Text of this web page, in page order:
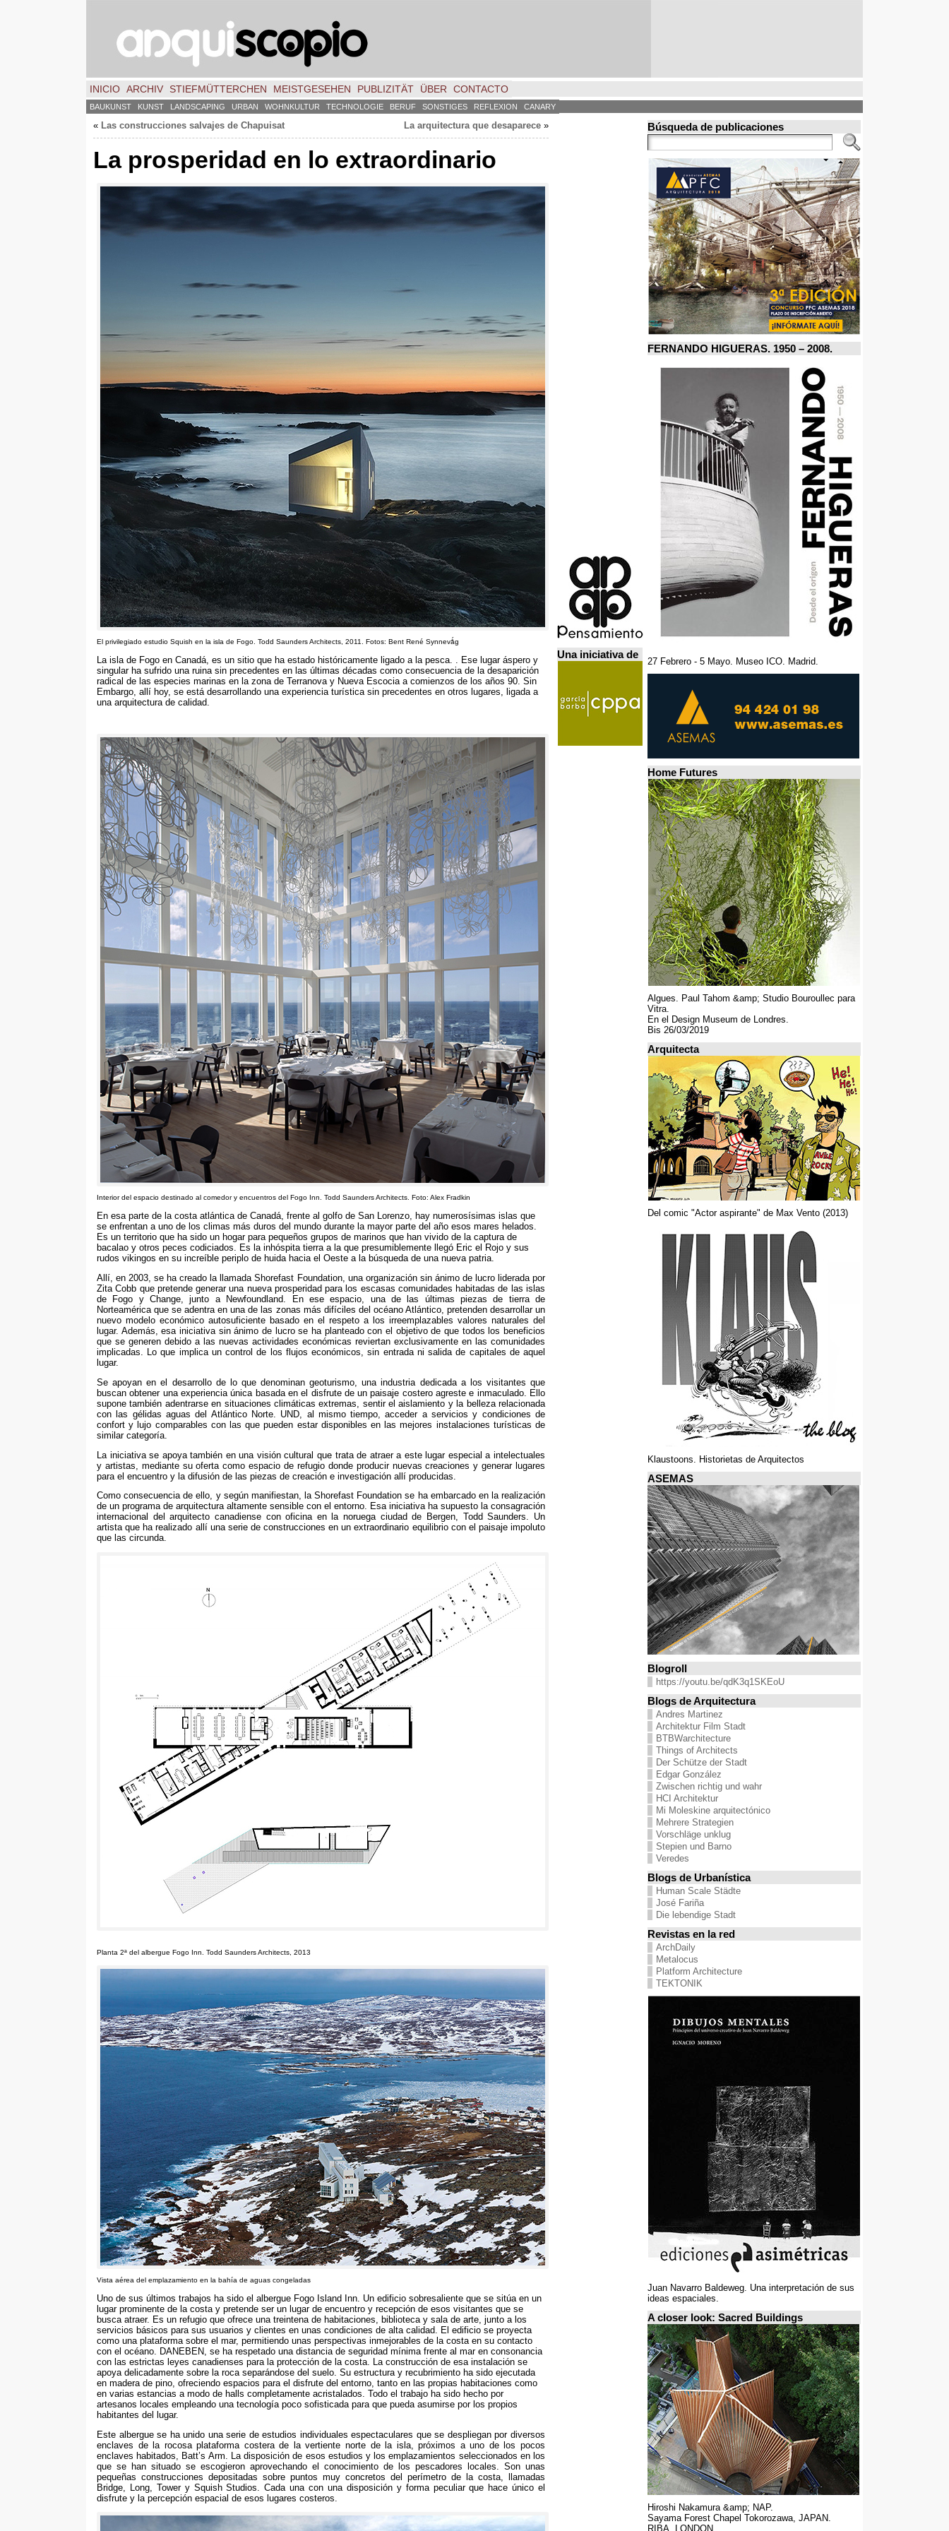
INICIO ARCHIV STIEFMÜTTERCHEN MEISTGESEHEN PUBLIZITÄT ÜBER CONTACTO
BAUKUNST KUNST LANDSCAPING URBAN WOHNKULTUR TECHNOLOGIE BERUF SONSTIGES REFLEXION CANARY
« Las construcciones salvajes de Chapuisat La arquitectura que desaparece »
La prosperidad en lo extraordinario
El privilegiado estudio Squish en la isla de Fogo. Todd Saunders Architects, 2011. Fotos: Bent René Synnevǻg
La isla de Fogo en Canadá, es un sitio que ha estado históricamente ligado a la pesca. . Ese lugar áspero y
singular ha sufrido una ruina sin precedentes en las últimas décadas como consecuencia de la desaparición
radical de las especies marinas en la zona de Terranova y Nueva Escocia a comienzos de los años 90. Sin
Embargo, allí hoy, se está desarrollando una experiencia turística sin precedentes en otros lugares, ligada a
una arquitectura de calidad.
Interior del espacio destinado al comedor y encuentros del Fogo Inn. Todd Saunders Architects. Foto: Alex Fradkin
En esa parte de la costa atlántica de Canadá, frente al golfo de San Lorenzo, hay numerosísimas islas que
se enfrentan a uno de los climas más duros del mundo durante la mayor parte del año esos mares helados.
Es un territorio que ha sido un hogar para pequeños grupos de marinos que han vivido de la captura de
bacalao y otros peces codiciados. Es la inhóspita tierra a la que presumiblemente llegó Eric el Rojo y sus
rudos vikingos en su increíble periplo de huida hacia el Oeste a la búsqueda de una nueva patria.
Allí,en 2003,se ha creado la llamada Shorefast Foundation, una organización sin ánimo de lucro liderada por
Zita Cobb que pretende generar una nueva prosperidad para los escasas comunidades habitadas de las islas
de Fogo y Change ,junto a Newfoundland En ese espacio
una de las últimas piezas de tierra de
Norteamérica que se adentra en una de las zonas más difíciles del océano Atlántico, pretenden desarrollar un
nuevo modelo económico autosuficiente basado en el respeto a los irreemplazables valores naturales del
lugar. Además ,esa iniciativa sin ánimo de lucro se ha planteado con el objetivo de que todos los beneficios
que se generen debido a las nuevas actividades económicas reviertan exclusivamente en las comunidades
implicadas
Lo que implica un control de los flujos económicos ,sin entrada ni salida de capitales de aquel
lugar.
Se apoyan en el desarrollo de lo que denominan geoturismo ,una industria dedicada a los visitantes que
buscan obtener una experiencia única basada en el disfrute de un paisaje costero agreste e inmaculado.
Ello
supone también adentrarse en situaciones climáticas extremas
sentir el aislamiento y la belleza relacionada
con las gélidas aguas del Atlántico Norte. UND, al mismo tiempo,acceder a servicios y condiciones de
confort y lujo comparables con las que pueden estar disponibles en las mejores instalaciones turísticas de
similar categoría
La iniciativa se apoya también en una visión cultural que trata de atraer a este lugar especial a intelectuales
y artistas
mediante su oferta como espacio de refugio donde producir nuevas creaciones y generar lugares
para el encuentro y la difusión de las piezas de creación e investigación allí producidas
Como consecuencia de ello, y según manifiestan, la Shorefast Foundation se ha embarcado en la realización
de un programa de arquitectura altamente sensible con el entorno. Esa iniciativa ha supuesto la consagración
internacional del arquitecto canadiense con oficina en la noruega ciudad de Bergen, Todd Saunders. Un
artista que ha realizado allí una serie de construcciones en un extraordinario equilibrio con el paisaje impoluto
que las circunda.
Planta 2ª del albergue Fogo Inn . Todd Saunders Architects, 2013
Vista aérea del emplazamiento en la bahía de aguas congeladas
Uno de sus últimos trabajos ha sido el albergue Fogo Island Inn Un edificio sobresaliente que se sitúa en un
lugar prominente de la costa y pretende ser un lugar de encuentro y recepción de esos visitantes que se
busca atraer. Es un refugio que ofrece una treintena de habitaciones biblioteca y sala de arte junto a los
servicios básicos para sus usuarios y clientes en unas condiciones de alta calidad
El edificio se proyecta
como una plataforma sobre el mar, permitiendo unas perspectivas inmejorables de la costa en su contacto
con el océano . DANEBEN, se ha respetado una distancia de seguridad mínima frente al mar en consonancia
con las estrictas leyes canadienses para la protección de la costa
La construcción de esa instalación se
apoya delicadamente sobre la roca separándose del suelo Su estructura y recubrimiento ha sido ejecutada
en madera de pino ofreciendo espacios para el disfrute del entorno tanto en las propias habitaciones como
en varias estancias a modo de halls completamente acristalados Todo el trabajo ha sido hecho por
artesanos locales empleando una tecnología poco sofisticada para que pueda asumirse por los propios
habitantes del lugar.
Este albergue se ha unido una serie de estudios individuales espectaculares que se despliegan por diversos
enclaves de la rocosa plataforma costera de la vertiente norte de la isla,próximos a uno de los pocos
enclaves habitados
Batt’s Arm
La disposición de esos estudios y los emplazamientos seleccionados en los
que se han situado se escogieron aprovechando el conocimiento de los pescadores locales
Son unas
pequeñas construcciones depositadas sobre puntos muy concretos del perímetro de la costa
llamadas
Bridge
Long, Tower y Squish Studios .Cada una con una disposición y forma peculiar que hace único el
disfrute y la percepción espacial de esos lugares costeros
Una iniciativa de
Búsqueda de publicaciones
FERNANDO HIGUERAS. 1950 – 2008.
27 Febrero - 5 Mayo. Museo ICO. Madrid.
Home Futures
Algues. Paul Tahom &amp; Studio Bouroullec para
Vitra.
En el Design Museum de Londres.
Bis 26/03/2019
Arquitecta
Del comic "Actor aspirante" de Max Vento (2013)
Klaustoons. Historietas de Arquitectos
ASEMAS
Blogroll
https://youtu.be/qdK3q1SKEoU
Blogs de Arquitectura
Andres Martinez
Architektur Film Stadt
BTBWarchitecture
Things of Architects
Der Schütze der Stadt
Edgar González
Zwischen richtig und wahr
HCI Architektur
Mi Moleskine arquitectónico
Mehrere Strategien
Vorschläge unklug
Stepien und Barno
Veredes
Blogs de Urbanística
Human Scale Städte
José Fariña
Die lebendige Stadt
Revistas en la red
ArchDaily
Metalocus
Platform Architecture
TEKTONIK
Juan Navarro Baldeweg. Una interpretación de sus
ideas espaciales.
A closer look: Sacred Buildings
Hiroshi Nakamura &amp; NAP.
Sayama Forest Chapel Tokorozawa, JAPAN.
RIBA, LONDON.